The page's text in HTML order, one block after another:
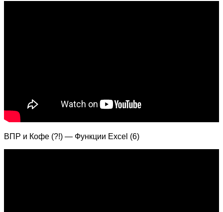
ВПР и Кофе (?!) — Функции Excel (6)